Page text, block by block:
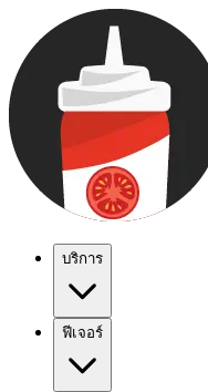
บริการ
ฟีเจอร์